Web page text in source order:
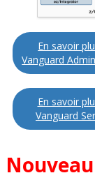
En savoir
Vanguard
En savoir
Vanguard